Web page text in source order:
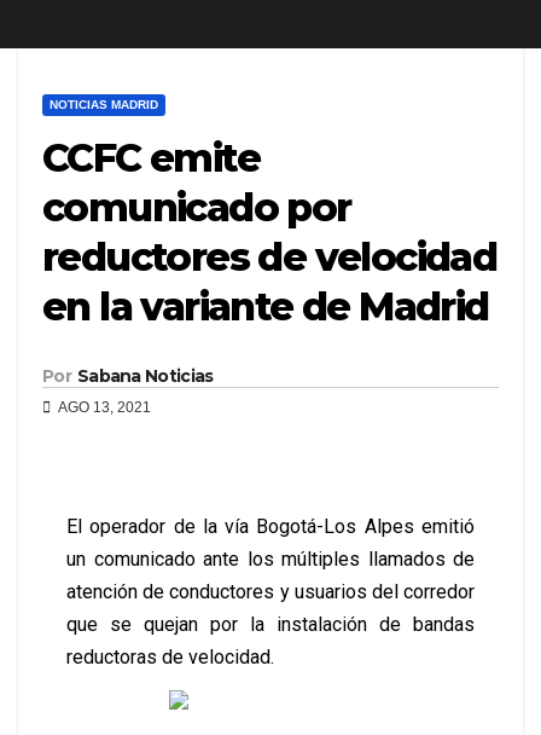
NOTICIAS MADRID
CCFC emite
comunicado por
reductores de velocidad
en la variante de Madrid
Por Sabana Noticias
AGO 13, 2021
El operador de la vía Bogotá-Los Alpes emitió
un comunicado ante los múltiples llamados de
atención de conductores y usuarios del corredor
que se quejan por la instalación de bandas
reductoras de velocidad.